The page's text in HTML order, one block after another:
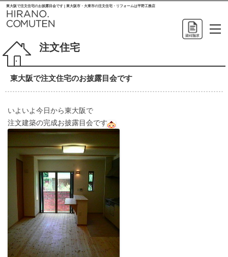
東大阪で注文住宅のお披露目会です | 東大阪市・大東市の注文住宅・リフォームは平野工務店
注文住宅
東大阪で注文住宅のお披露目会です
いよいよ今日から東大阪で
注文建築の完成お披露目会です